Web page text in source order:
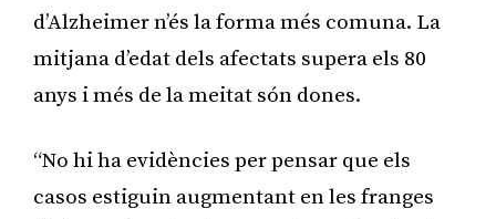
d’Alzheimer n’és la forma més comuna. La
mitjana d’edat dels afectats supera els 80
anys i més de la meitat són dones.
“No hi ha evidències per pensar que els
casos estiguin augmentant en les franges